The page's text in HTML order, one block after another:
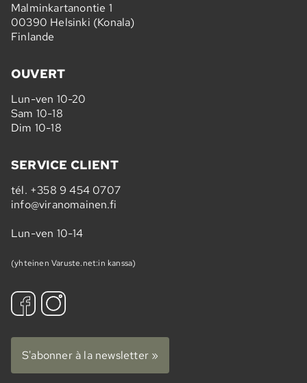
Malminkartanontie 1
00390 Helsinki (Konala)
Finlande
OUVERT
Lun-ven 10-20
Sam 10-18
Dim 10-18
SERVICE CLIENT
tél. +358 9 454 0707
info@viranomainen.fi
Lun-ven 10-14
(yhteinen Varuste.net:in kanssa)
S'abonner à la newsletter »